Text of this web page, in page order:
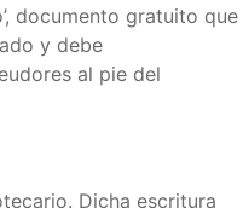
documento gratuito que
y debe
al pie del
Dicha escritura